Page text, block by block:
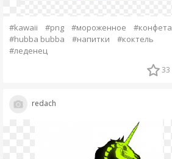
#kawaii #png #мороженное
#конфета
#hubba bubba
#напитки
#коктель
#леденец
33
redach